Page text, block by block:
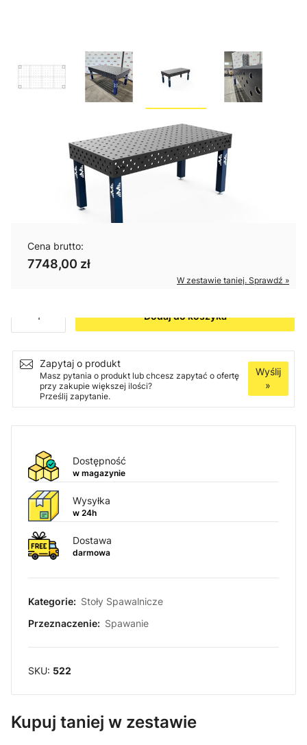
Stół spawalniczy 2000x1000mm
- Grubość 15mm System
otworówŁ Diagonalny
Cena brutto:
7748,00 zł
W zestawie taniej. Sprawdź »
Dodaj do koszyka
Zapytaj o produkt
Masz pytania o produkt lub chcesz zapytać o ofertę
przy zakupie większej ilości?
Prześlij zapytanie.
Wyślij
»
Dostępność
w magazynie
Wysyłka
w 24h
Dostawa
darmowa
Kategorie: Stoły Spawalnicze
Przeznaczenie: Spawanie
SKU: 522
Kupuj taniej w zestawie